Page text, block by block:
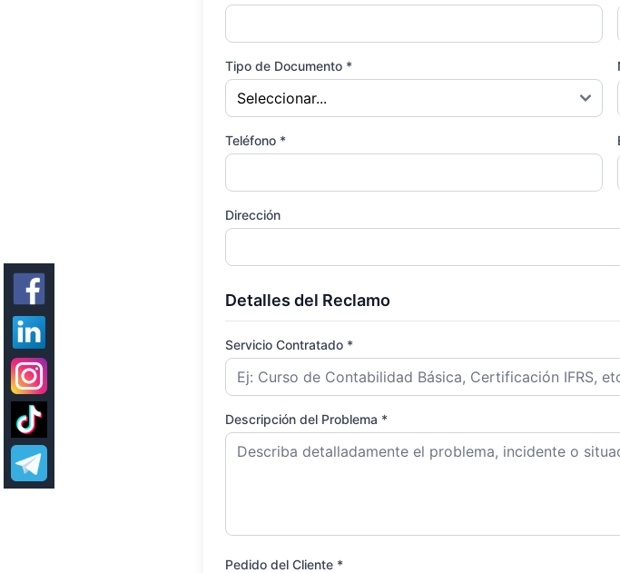
Tipo de Documento *
Teléfono *
Dirección
Detalles del Reclamo
Servicio Contratado *
Descripción del Problema *
Pedido del Cliente *